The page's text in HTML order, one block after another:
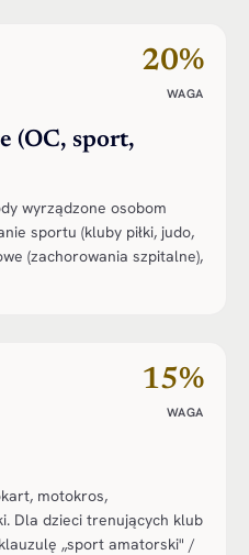
20%
WAGA
(OC, sport,
wyrządzone osobom
sportu (kluby piłki, judo,
(zachorowania szpitalne),
15%
WAGA
motokros,
Dla dzieci trenujących klub
„sport amatorski" /